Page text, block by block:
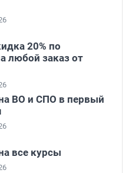
20% по
любой заказ от
ВО и СПО в первый
все курсы